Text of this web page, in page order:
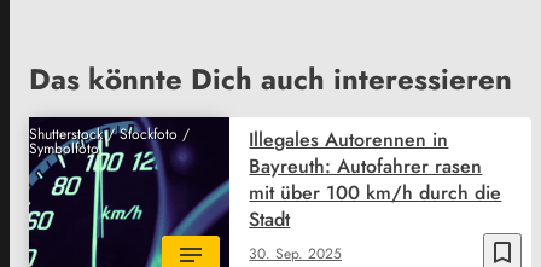
Das könnte Dich auch interessieren
Shutterstock / Stockfoto /
Symbolfoto
bookmark_border
30. Sep. 2025
Illegales Autorennen in
Bayreuth: Autofahrer rasen
mit über 100 km/h durch die
Stadt